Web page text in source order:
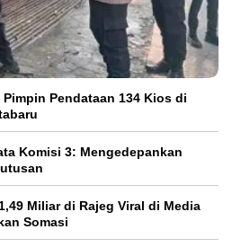
Pendataan 134 Kios di
Komisi 3: Mengedepankan
Miliar di Rajeg Viral di Media
Somasi